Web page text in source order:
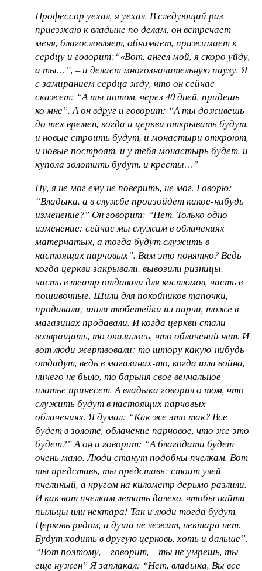
Профессор уехал, я уехал. В следующий раз
приезжаю к владыке по делам, он встречает
меня, благословляет, обнимает, прижимает к
сердцу и говорит:“«Вот, ангел мой, я скоро уйду,
а ты…”, – и делает многозначительную паузу. Я
с замиранием сердца жду, что он сейчас
скажет: “А ты потом, через 40 дней, придешь
ко мне”. А он вдруг и говорит: “А ты доживешь
до тех времен, когда и церкви открывать будут,
и новые строить будут, и монастыри откроют,
и новые построят, и у тебя монастырь будет, и
купола золотить будут, и кресты…”
Ну, я не мог ему не поверить, не мог. Говорю:
“Владыка, а в службе произойдет какое-нибудь
изменение?” Он говорит: “Нет. Только одно
изменение: сейчас мы служим в облачениях
матерчатых, а тогда будут служить в
настоящих парчовых”. Вам это понятно? Ведь
когда церкви закрывали, вывозили ризницы,
часть в театр отдавали для костюмов, часть в
пошивочные. Шили для покойников тапочки,
продавали; шили тюбетейки из парчи, тоже в
магазинах продавали. И когда церкви стали
возвращать, то оказалось, что облачений нет. И
вот люди жертвовали: то штору какую-нибудь
отдадут, ведь в магазинах-то, когда шла война,
ничего не было, то барыня свое венчальное
платье принесет. А владыка говорил о том, что
служить будут в настоящих парчовых
облачениях. Я думал: “Как же это так? Все
будет в золоте, облачение парчовое, что же это
будет?” А он и говорит: “А благодати будет
очень мало. Люди станут подобны пчелкам. Вот
ты представь, ты представь: стоит улей
пчелиный, а кругом на километр дерьмо разлили.
И как вот пчелкам летать далеко, чтобы найти
пыльцы или нектара! Так и люди тогда будут.
Церковь рядом, а душа не лежит, нектара нет.
Будут ходить в другую церковь, хоть и дальше”.
“Вот поэтому, – говорит, – ты не умрешь, ты
еще нужен” Я заплакал: “Нет, владыка, Вы все